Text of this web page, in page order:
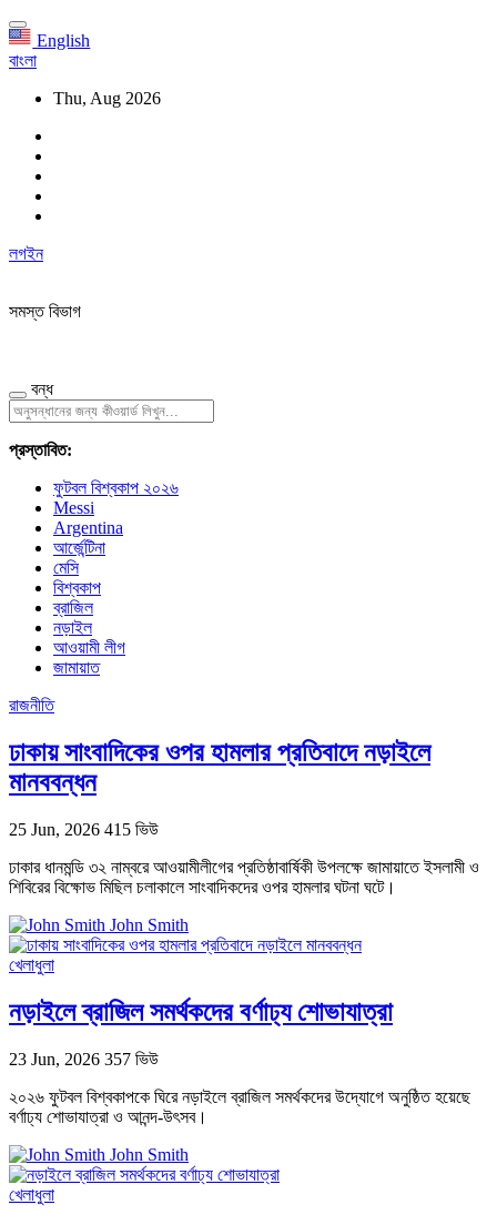
English
বাংলা
Thu, Aug 2026
লগইন
সমস্ত বিভাগ
বন্ধ
প্রস্তাবিত:
ফুটবল বিশ্বকাপ ২০২৬
Messi
Argentina
আর্জেন্টিনা
মেসি
বিশ্বকাপ
ব্রাজিল
নড়াইল
আওয়ামী লীগ
জামায়াত
রাজনীতি
ঢাকায় সাংবাদিকের ওপর হামলার প্রতিবাদে নড়াইলে
মানববন্ধন
25 Jun, 2026 415 ভিউ
ঢাকার ধানমন্ডি ৩২ নাম্বরে আওয়ামীলীগের প্রতিষ্ঠাবার্ষিকী উপলক্ষে জামায়াতে ইসলামী ও
শিবিরের বিক্ষোভ মিছিল চলাকালে সাংবাদিকদের ওপর হামলার ঘটনা ঘটে।
John Smith
খেলাধুলা
নড়াইলে ব্রাজিল সমর্থকদের বর্ণাঢ্য শোভাযাত্রা
23 Jun, 2026 357 ভিউ
২০২৬ ফুটবল বিশ্বকাপকে ঘিরে নড়াইলে ব্রাজিল সমর্থকদের উদ্যোগে অনুষ্ঠিত হয়েছে
বর্ণাঢ্য শোভাযাত্রা ও আনন্দ-উৎসব।
John Smith
খেলাধুলা